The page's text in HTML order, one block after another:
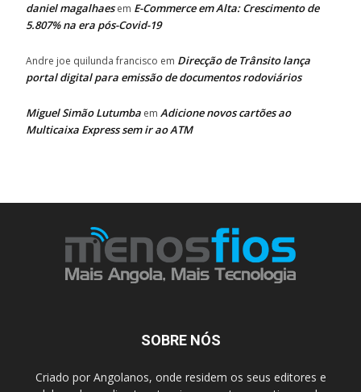
daniel magalhaesem E-Commerce em Alta: Crescimento de
5.807% na era pós-Covid-19
Andre joe quilunda francisco em Direcção de Trânsito lança
portal digital para emissão de documentos rodoviários
Miguel Simão Lutumba em Adicione novos cartões ao
Multicaixa Express sem ir ao ATM
SOBRE NÓS
Criado por Angolanos, onde residem os seus editores e